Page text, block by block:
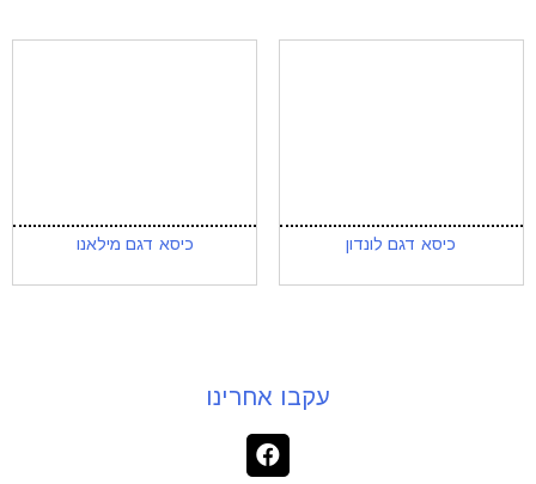
כיסא דגם לונדון כיסא דגם מילאנו
עקבו אחרינו